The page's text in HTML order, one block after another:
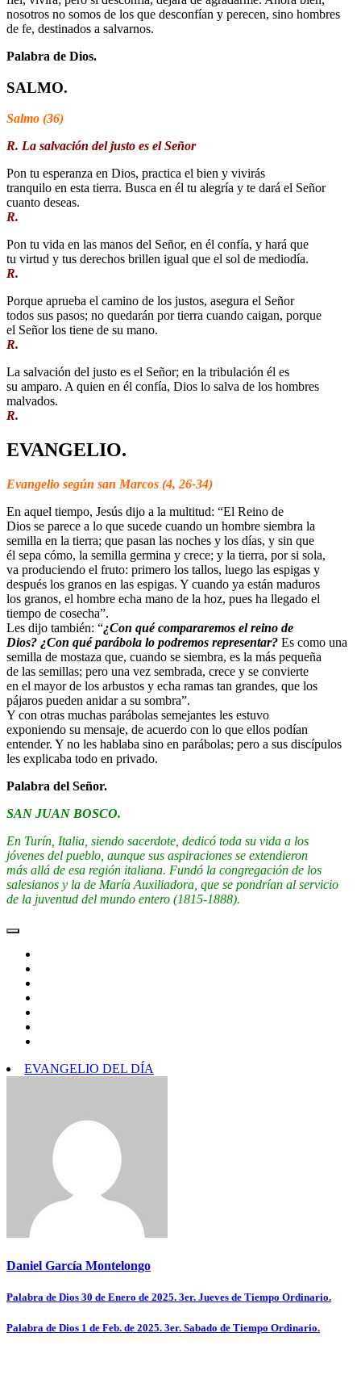
nosotros no somos de los que desconfían y perecen, sino hombres
de fe, destinados a salvarnos.
Palabra de Dios.
SALMO.
Salmo (36)
R. La salvación del justo es el Señor
Pon tu esperanza en Dios, practica el bien y vivirás
tranquilo en esta tierra. Busca en él tu alegría y te dará el Señor
cuanto deseas.
R.
Pon tu vida en las manos del Señor, en él confía, y hará que
tu virtud y tus derechos brillen igual que el sol de mediodía.
R.
Porque aprueba el camino de los justos, asegura el Señor
todos sus pasos; no quedarán por tierra cuando caigan, porque
el Señor los tiene de su mano.
R.
La salvación del justo es el Señor; en la tribulación él es
su amparo. A quien en él confía, Dios lo salva de los hombres
malvados.
R.
EVANGELIO.
Evangelio según san Marcos (4, 26-34)
En aquel tiempo, Jesús dijo a la multitud: “El Reino de
Dios se parece a lo que sucede cuando un hombre siembra la
semilla en la tierra; que pasan las noches y los días, y sin que
él sepa cómo, la semilla germina y crece; y la tierra, por si sola,
va produciendo el fruto: primero los tallos, luego las espigas y
después los granos en las espigas. Y cuando ya están maduros
los granos, el hombre echa mano de la hoz, pues ha llegado el
tiempo de cosecha”.
Les dijo también: “¿Con qué compararemos el reino de
Dios? ¿Con qué parábola lo podremos representar? Es como una
semilla de mostaza que, cuando se siembra, es la más pequeña
de las semillas; pero una vez sembrada, crece y se convierte
en el mayor de los arbustos y echa ramas tan grandes, que los
pájaros pueden anidar a su sombra”.
Y con otras muchas parábolas semejantes les estuvo
exponiendo su mensaje, de acuerdo con lo que ellos podían
entender. Y no les hablaba sino en parábolas; pero a sus discípulos
les explicaba todo en privado.
Palabra del Señor.
SAN JUAN BOSCO.
En Turín, Italia, siendo sacerdote, dedicó toda su vida a los
jóvenes del pueblo, aunque sus aspiraciones se extendieron
más allá de esa región italiana. Fundó la congregación de los
salesianos y la de María Auxiliadora, que se pondrían al servicio
de la juventud del mundo entero (1815-1888).
EVANGELIO DEL DÍA
Daniel García Montelongo
Navegación
de
Palabra de Dios 30 de Enero de 2025. 3er. Jueves de Tiempo Ordinario.
Palabra de Dios 1 de Feb. de 2025. 3er. Sabado de Tiempo Ordinario.